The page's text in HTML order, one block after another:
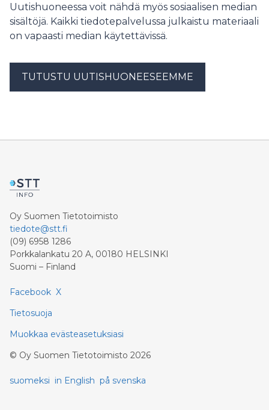
att erbjuda integrationsfrämjande utbildning även för
grupper utanför arbetsmarknaden, såsom föräldrar
som vårdar sina barn hemma.
Uutishuoneessa voit nähdä myös sosiaalisen median
sisältöjä. Kaikki tiedotepalvelussa julkaistu materiaali
on vapaasti median käytettävissä.
TUTUSTU UUTISHUONEESEEMME
Oy Suomen Tietotoimisto
tiedote@stt.fi
(09) 6958 1286
Porkkalankatu 20 A, 00180 HELSINKI
Suomi – Finland
Facebook X
Tietosuoja
Muokkaa evästeasetuksiasi
© Oy Suomen Tietotoimisto 2026
suomeksi in English på svenska